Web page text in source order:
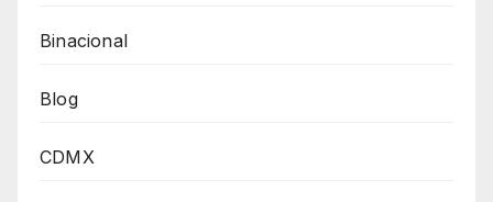
Binacional
Blog
CDMX